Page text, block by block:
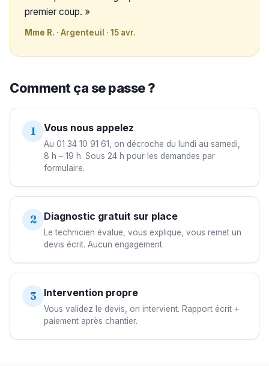
premier coup. »
Mme R. · Argenteuil · 15 avr.
Comment ça se passe ?
1 Vous nous appelez
Au 01 34 10 91 61, on décroche du lundi au samedi,
8 h – 19 h. Sous 24 h pour les demandes par
formulaire.
2 Diagnostic gratuit sur place
Le technicien évalue, vous explique, vous remet un
devis écrit. Aucun engagement.
3 Intervention propre
Vous validez le devis, on intervient. Rapport écrit +
paiement après chantier.